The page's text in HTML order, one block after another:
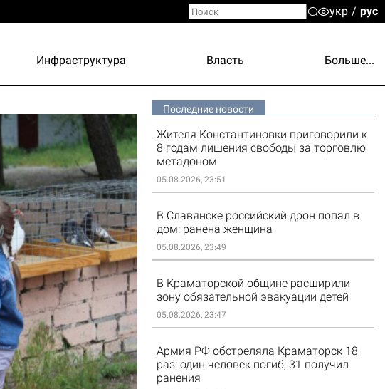
укр рус
Инфраструктура Власть Больше...
Последние новости
Жителя Константиновки приговорили к
8 годам лишения свободы за торговлю
метадоном
05.08.2026, 23:51
В Славянске российский дрон попал в
дом: ранена женщина
05.08.2026, 23:49
В Краматорской общине расширили
зону обязательной эвакуации детей
05.08.2026, 23:47
Армия РФ обстреляла Краматорск 18
раз: один человек погиб, 31 получил
ранения